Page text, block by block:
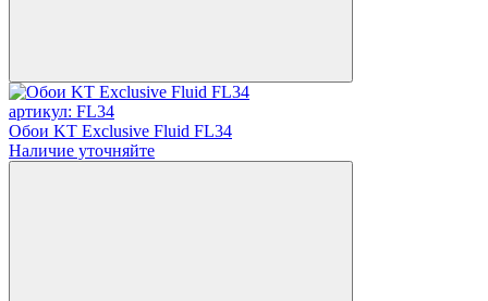
артикул: FL34
Обои KT Exclusive Fluid FL34
Наличие уточняйте